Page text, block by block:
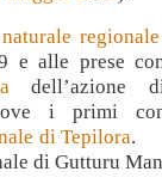
e alle prese
dell’azione
i primi
di Tepilora.
di Gutturu